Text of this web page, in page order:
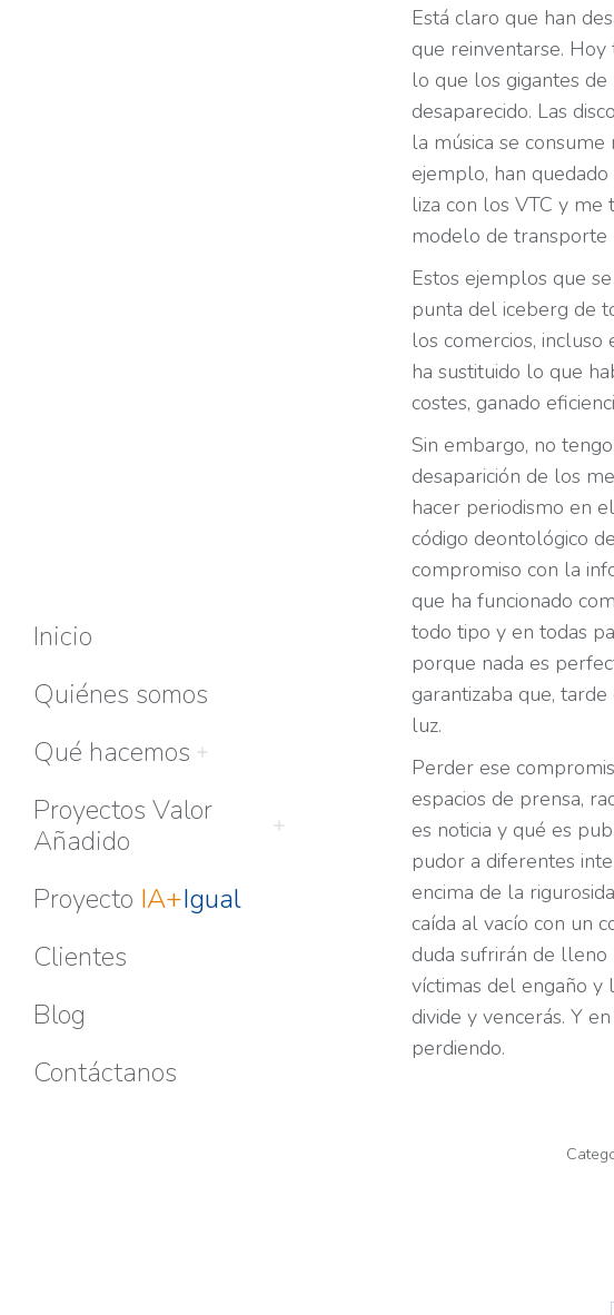
Inicio
Quiénes somos
Qué hacemos
Proyectos Valor
Añadido
Proyecto IA+Igual
Clientes
Blog
Contáctanos
Está claro que han
que reinventarse.
lo que los gigantes de
desaparecido. Las
la música se
ejemplo, han
liza con los VTC y
modelo de transporte
Estos ejemplos que
punta del iceberg de
los comercios,
ha sustituido lo que
costes, ganado
Sin embargo, no
desaparición de los
hacer periodismo en
código deontológico
compromiso con la
que ha funcionado
todo tipo y en todas
porque nada es
garantizaba que,
luz.
Perder ese
espacios de prensa,
es noticia y qué es
pudor a diferentes
encima de la
caída al vacío con un
duda sufrirán de lleno
víctimas del engaño y
divide y vencerás. Y
perdiendo.